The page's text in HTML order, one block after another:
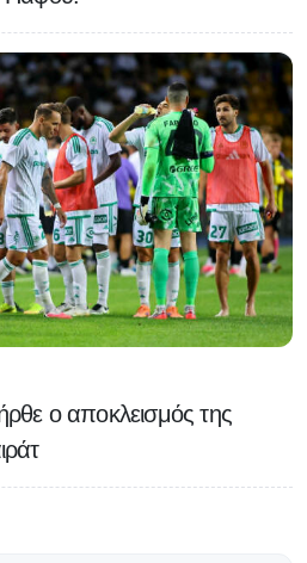
ο αποκλεισμός της